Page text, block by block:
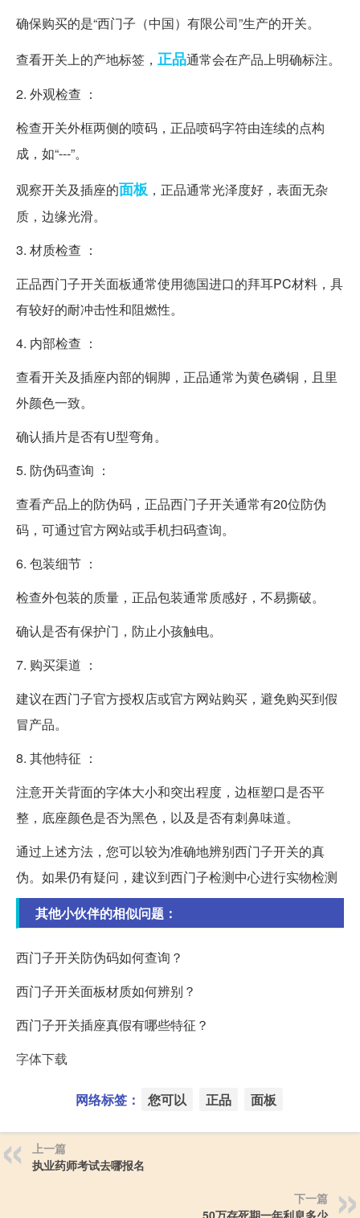
确保购买的是“西门子（中国）有限公司”生产的开关。
查看开关上的产地标签， 正品通常会在产品上明确标注。
2. 外观检查 ：
检查开关外框两侧的喷码，正品喷码字符由连续的点构
成，如“---”。
观察开关及插座的面板 ，正品通常光泽度好，表面无杂
质，边缘光滑。
3. 材质检查 ：
正品西门子开关面板通常使用德国进口的拜耳PC材料，具
有较好的耐冲击性和阻燃性。
4. 内部检查 ：
查看开关及插座内部的铜脚，正品通常为黄色磷铜，且里
外颜色一致。
确认插片是否有U型弯角。
5. 防伪码查询 ：
查看产品上的防伪码，正品西门子开关通常有20位防伪
码，可通过官方网站或手机扫码查询。
6. 包装细节 ：
检查外包装的质量，正品包装通常质感好，不易撕破。
确认是否有保护门，防止小孩触电。
7. 购买渠道 ：
建议在西门子官方授权店或官方网站购买，避免购买到假
冒产品。
8. 其他特征 ：
注意开关背面的字体大小和突出程度，边框塑口是否平
整，底座颜色是否为黑色，以及是否有刺鼻味道。
通过上述方法，您可以较为准确地辨别西门子开关的真
伪。如果仍有疑问，建议到西门子检测中心进行实物检测
其他小伙伴的相似问题：
西门子开关防伪码如何查询？
西门子开关面板材质如何辨别？
西门子开关插座真假有哪些特征？
字体下载
网络标签： 您可以 正品 面板
上一篇
执业药师考试去哪报名
下一篇